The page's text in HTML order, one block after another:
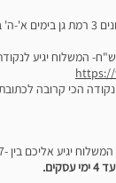
https://
הכי קרובה